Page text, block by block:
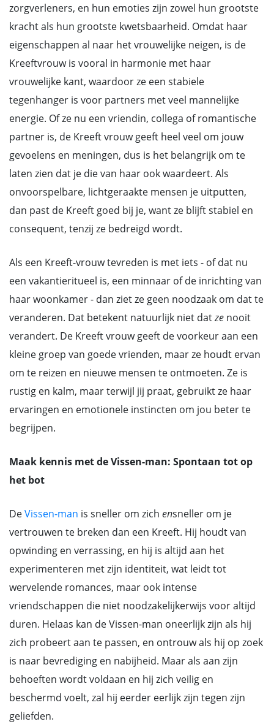
zorgverleners, en hun emoties zijn zowel hun grootste
kracht als hun grootste kwetsbaarheid. Omdat haar
eigenschappen al naar het vrouwelijke neigen, is de
Kreeftvrouw is vooral in harmonie met haar
vrouwelijke kant, waardoor ze een stabiele
tegenhanger is voor partners met veel mannelijke
energie. Of ze nu een vriendin, collega of romantische
partner is, de Kreeft vrouw geeft heel veel om jouw
gevoelens en meningen, dus is het belangrijk om te
laten zien dat je die van haar ook waardeert. Als
onvoorspelbare, lichtgeraakte mensen je uitputten,
dan past de Kreeft goed bij je, want ze blijft stabiel en
consequent, tenzij ze bedreigd wordt.
Als een Kreeft-vrouw tevreden is met iets - of dat nu
een vakantieritueel is, een minnaar of de inrichting van
haar woonkamer - dan ziet ze geen noodzaak om dat te
veranderen. Dat betekent natuurlijk niet datze nooit
verandert. De Kreeft vrouw geeft de voorkeur aan een
kleine groep van goede vrienden, maar ze houdt ervan
om te reizen en nieuwe mensen te ontmoeten. Ze is
rustig en kalm, maar terwijl jij praat, gebruikt ze haar
ervaringen en emotionele instincten om jou beter te
begrijpen.
Maak kennis met de Vissen-man: Spontaan tot op
het bot
DeVissen-man is sneller om zich ensneller om je
vertrouwen te breken dan een Kreeft. Hij houdt van
opwinding en verrassing, en hij is altijd aan het
experimenteren met zijn identiteit, wat leidt tot
wervelende romances, maar ook intense
vriendschappen die niet noodzakelijkerwijs voor altijd
duren. Helaas kan de Vissen-man oneerlijk zijn als hij
zich probeert aan te passen, en ontrouw als hij op zoek
is naar bevrediging en nabijheid. Maar als aan zijn
behoeften wordt voldaan en hij zich veilig en
beschermd voelt, zal hij eerder eerlijk zijn tegen zijn
geliefden.